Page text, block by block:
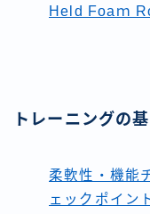
Held Foaｍ
トレーニングの
柔軟性・機能
ェックポイン